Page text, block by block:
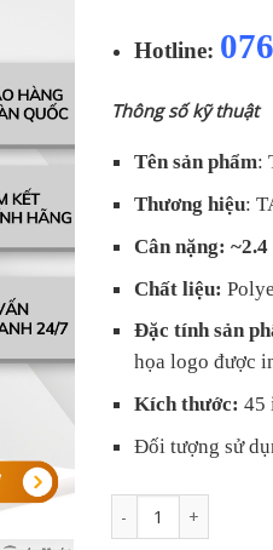
Hotline:
Thông số kỹ thuật
Tên sản phẩm:
Thương hiệu:
Cân nặng: ~2.4
Chất liệu:
Đặc tính sản
họa logo được
Kích thước: 45
Đối tượng sử
Túi gậy